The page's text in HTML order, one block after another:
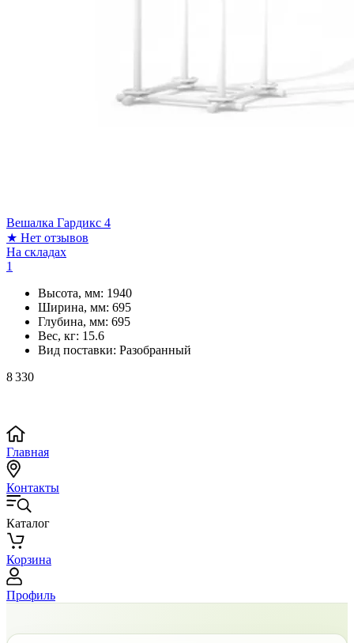
Вешалка Гардикс 4
★ Нет отзывов
На складах
1
Высота, мм: 1940
Ширина, мм: 695
Глубина, мм: 695
Вес, кг: 15.6
Вид поставки: Разобранный
8 330
Главная
Контакты
Каталог
Корзина
Профиль